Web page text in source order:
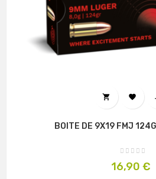
 
BOITE DE 9X19 FMJ
Prix
16,90 €